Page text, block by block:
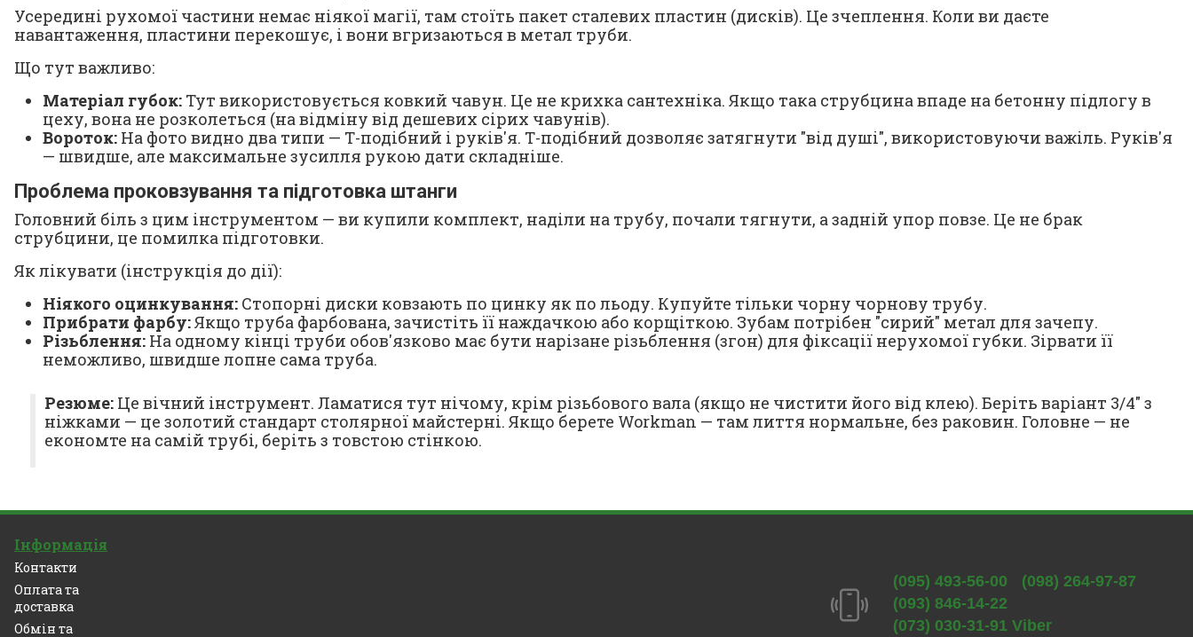
Усередині рухомої частини немає ніякої магії, там стоїть пакет сталевих пластин (дисків). Це зчеплення. Коли ви даєте
навантаження, пластини перекошує, і вони вгризаються в метал труби.
Що тут важливо:
Матеріал губок: Тут використовується ковкий чавун. Це не крихка сантехніка. Якщо така струбцина впаде на бетонну підлогу в
цеху, вона не розколеться (на відміну від дешевих сірих чавунів).
Вороток: На фото видно два типи — Т-подібний і руків'я. Т-подібний дозволяє затягнути "від душі", використовуючи важіль. Руків'я
— швидше, але максимальне зусилля рукою дати складніше.
Проблема проковзування та підготовка штанги
Головний біль з цим інструментом — ви купили комплект, наділи на трубу, почали тягнути, а задній упор повзе. Це не брак
струбцини, це помилка підготовки.
Як лікувати (інструкція до дії):
Ніякого оцинкування: Стопорні диски ковзають по цинку як по льоду. Купуйте тільки чорну чорнову трубу.
Прибрати фарбу:Якщо труба фарбована, зачистіть її наждачкою або корщіткою. Зубам потрібен "сирий" метал для зачепу.
Різьблення: На одному кінці труби обов'язково має бути нарізане різьблення (згон) для фіксації нерухомої губки. Зірвати її
неможливо, швидше лопне сама труба.
Резюме: Це вічний інструмент. Ламатися тут нічому, крім різьбового вала (якщо не чистити його від клею). Беріть варіант 3/4" з
ніжками — це золотий стандарт столярної майстерні. Якщо берете Workman — там лиття нормальне, без раковин. Головне — не
економте на самій трубі, беріть з товстою стінкою.
Інформація
Контакти
Оплата та
доставка
Обмін та
(095) 493-56-00
(098) 264-97-87
(093) 846-14-22
(073) 030-31-91 Viber